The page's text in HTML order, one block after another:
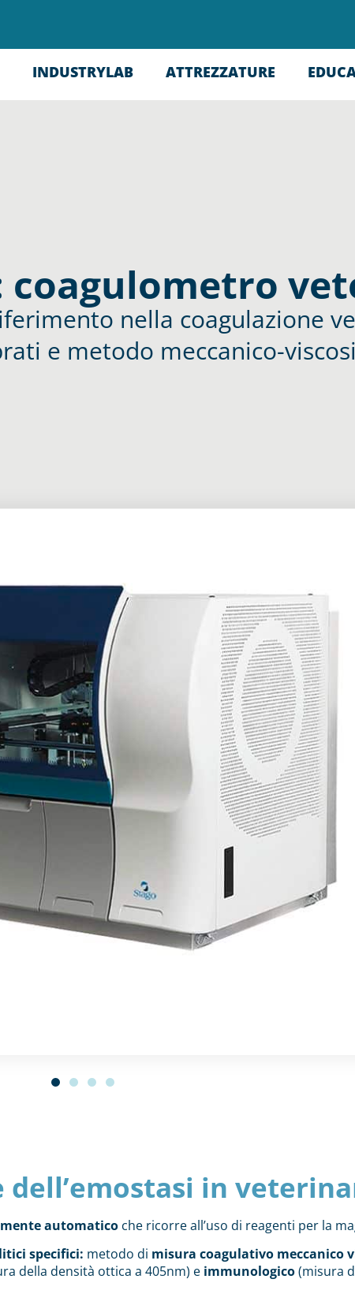
INDUSTRYLAB ATTREZZATURE
coagulometro
nella coagulazione
e metodo meccanico-
in
automatico che ricorre all’uso di reagenti per la
specifici: metodo di misura coagulativo meccanico
della densità ottica a 405nm) e immunologico(misura